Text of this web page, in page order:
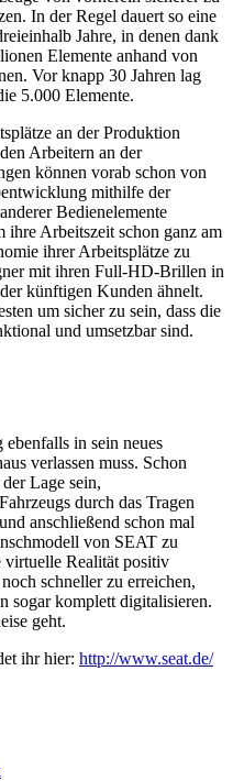
In der Regel dauert so eine
Jahre, in denen dank
Elemente anhand von
Vor knapp 30 Jahren lag
5.000 Elemente.
an der Produktion
Arbeitern an der
können vorab schon von
mithilfe der
Bedienelemente
ihre Arbeitszeit schon ganz am
ihrer Arbeitsplätze zu
mit ihren Full-HD-Brillen in
künftigen Kunden ähnelt.
um sicher zu sein, dass die
und umsetzbar sind.
in sein neues
verlassen muss. Schon
Lage sein,
durch das Tragen
anschließend schon mal
von SEAT zu
Realität positiv
schneller zu erreichen,
sogar komplett digitalisieren.
geht.
ihr hier: http://www.seat.de/